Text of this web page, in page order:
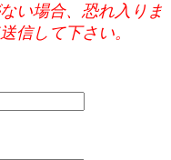
い場合、恐れ入りま
信して下さい。